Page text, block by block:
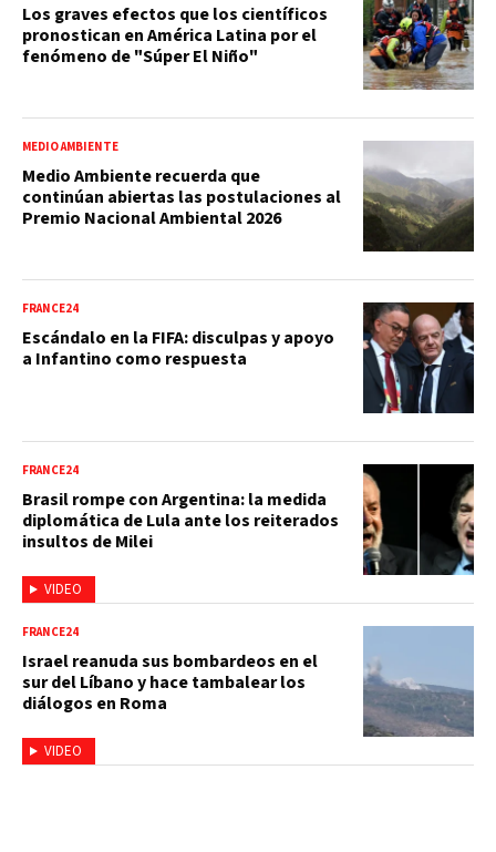
Los graves efectos que los científicos
pronostican en América Latina por el
fenómeno de "Súper El Niño"
MEDIO AMBIENTE
Medio Ambiente recuerda que
continúan abiertas las postulaciones al
Premio Nacional Ambiental 2026
FRANCE24
Escándalo en la FIFA: disculpas y apoyo
a Infantino como respuesta
VIDEO
FRANCE24
Brasil rompe con Argentina: la medida
diplomática de Lula ante los reiterados
insultos de Milei
VIDEO
FRANCE24
Israel reanuda sus bombardeos en el
sur del Líbano y hace tambalear los
diálogos en Roma